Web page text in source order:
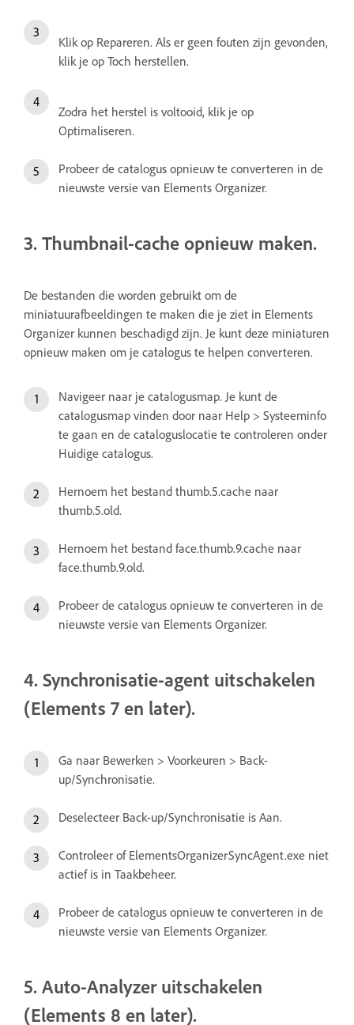
Klik op Repareren. Als er geen fouten zijn gevonden,
klik je op Toch herstellen.
Zodra het herstel is voltooid, klik je op
Optimaliseren.
Probeer de catalogus opnieuw te converteren in de
nieuwste versie van Elements Organizer.
3. Thumbnail-cache opnieuw maken.
De bestanden die worden gebruikt om de
miniatuurafbeeldingen te maken die je ziet in Elements
Organizer kunnen beschadigd zijn. Je kunt deze miniaturen
opnieuw maken om je catalogus te helpen converteren.
Navigeer naar je catalogusmap. Je kunt de
catalogusmap vinden door naar Help > Systeeminfo
te gaan en de cataloguslocatie te controleren onder
Huidige catalogus.
Hernoem het bestand thumb.5.cache naar
thumb.5.old.
Hernoem het bestand face.thumb.9.cache naar
face.thumb.9.old.
Probeer de catalogus opnieuw te converteren in de
nieuwste versie van Elements Organizer.
4. Synchronisatie-agent uitschakelen
(Elements 7 en later).
Ga naar Bewerken > Voorkeuren > Back-
up/Synchronisatie.
Deselecteer Back-up/Synchronisatie is Aan.
Controleer of ElementsOrganizerSyncAgent.exe niet
actief is in Taakbeheer.
Probeer de catalogus opnieuw te converteren in de
nieuwste versie van Elements Organizer.
5. Auto-Analyzer uitschakelen
(Elements 8 en later).